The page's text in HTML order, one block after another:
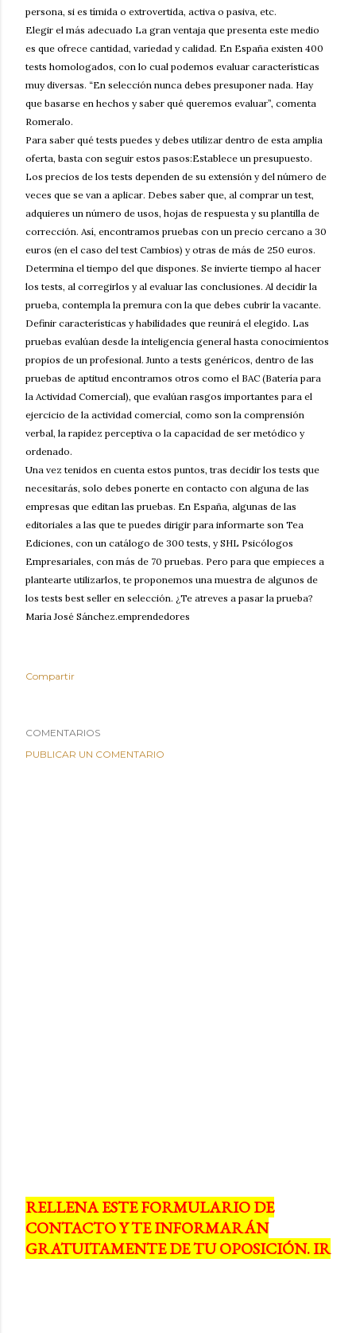
persona, si es tímida o extrovertida, activa o pasiva, etc.
Elegir el más adecuado La gran ventaja que presenta este medio
es que ofrece cantidad, variedad y calidad. En España existen 400
tests homologados, con lo cual podemos evaluar características
muy diversas. “En selección nunca debes presuponer nada. Hay
que basarse en hechos y saber qué queremos evaluar”, comenta
Romeralo.
Para saber qué tests puedes y debes utilizar dentro de esta amplia
oferta, basta con seguir estos pasos:Establece un presupuesto.
Los precios de los tests dependen de su extensión y del número de
veces que se van a aplicar. Debes saber que, al comprar un test,
adquieres un número de usos, hojas de respuesta y su plantilla de
corrección. Así, encontramos pruebas con un precio cercano a 30
euros (en el caso del test Cambios) y otras de más de 250 euros.
Determina el tiempo del que dispones. Se invierte tiempo al hacer
los tests, al corregirlos y al evaluar las conclusiones. Al decidir la
prueba, contempla la premura con la que debes cubrir la vacante.
Definir características y habilidades que reunirá el elegido. Las
pruebas evalúan desde la inteligencia general hasta conocimientos
propios de un profesional. Junto a tests genéricos, dentro de las
pruebas de aptitud encontramos otros como el BAC (Batería para
la Actividad Comercial), que evalúan rasgos importantes para el
ejercicio de la actividad comercial, como son la comprensión
verbal, la rapidez perceptiva o la capacidad de ser metódico y
ordenado.
Una vez tenidos en cuenta estos puntos, tras decidir los tests que
necesitarás, solo debes ponerte en contacto con alguna de las
empresas que editan las pruebas. En España, algunas de las
editoriales a las que te puedes dirigir para informarte son Tea
Ediciones, con un catálogo de 300 tests, y SHL Psicólogos
Empresariales, con más de 70 pruebas. Pero para que empieces a
plantearte utilizarlos, te proponemos una muestra de algunos de
los tests best seller en selección. ¿Te atreves a pasar la prueba?
María José Sánchez.emprendedores
Compartir
COMENTARIOS
PUBLICAR UN COMENTARIO
RELLENA ESTE FORMULARIO DE
CONTACTO Y TE INFORMARÁN
GRATUITAMENTE DE TU OPOSICIÓN. IR